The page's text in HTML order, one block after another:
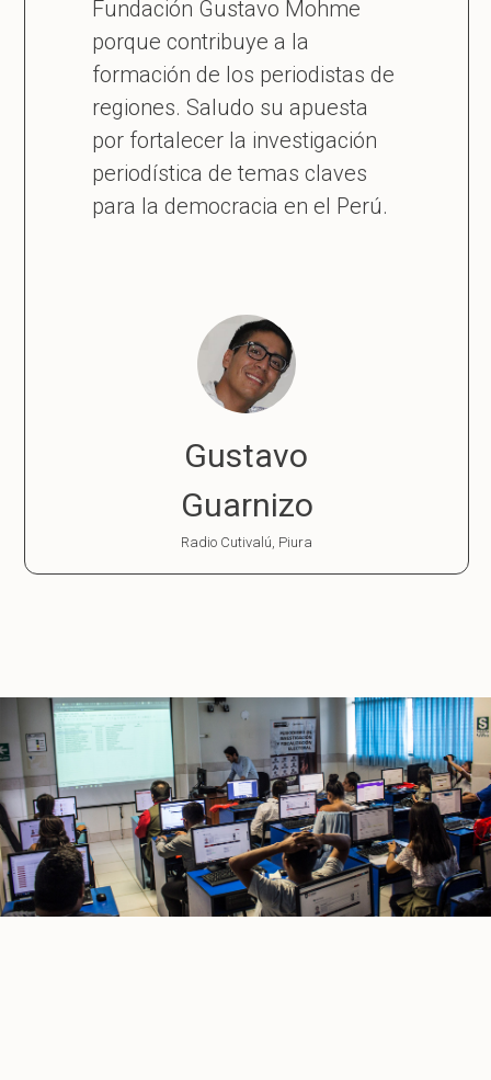
Fundación Gustavo Mohme
porque contribuye a la
formación de los periodistas de
regiones. Saludo su apuesta
por fortalecer la investigación
periodística de temas claves
para la democracia en el Perú.
Gustavo
Guarnizo
Radio Cutivalú, Piura